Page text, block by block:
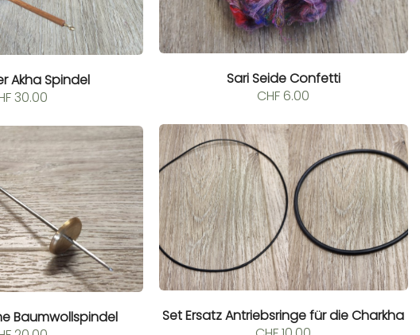
Sari Seide Confetti
CHF 6.00
Akha Spindel
30.00
Set Ersatz Antriebsringe für die Charkha
Baumwollspindel